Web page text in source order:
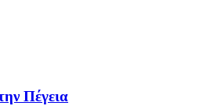
Πέγεια